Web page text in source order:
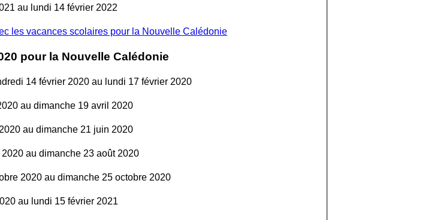
au lundi 14 février 2022
les vacances scolaires pour la Nouvelle Calédonie
pour la Nouvelle Calédonie
14 février 2020 au lundi 17 février 2020
au dimanche 19 avril 2020
au dimanche 21 juin 2020
au dimanche 23 août 2020
2020 au dimanche 25 octobre 2020
au lundi 15 février 2021